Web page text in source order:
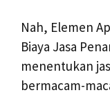
Nah, Elemen
Biaya Jasa
menentukan
bermacam-